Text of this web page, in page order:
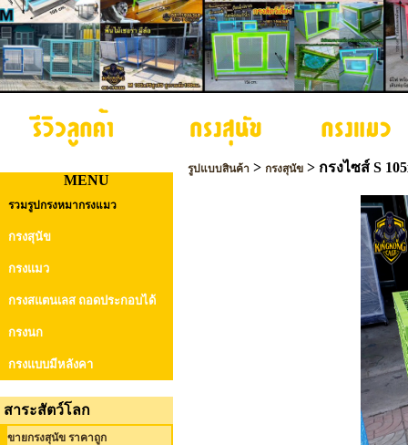
MENU
รวมรูปกรงหมากรงแมว
กรงสุนัข
กรงแมว
กรงสแตนเลส ถอดประกอบได้
กรงนก
กรงแบบมีหลังคา
สาระสัตว์โลก
ขายกรงสุนัข ราคาถูก
รูปแบบสินค้า > กรงสุนัข > กรงไซส์ S